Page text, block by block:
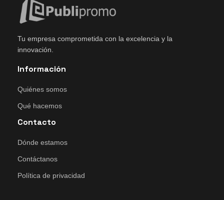
Tu empresa comprometida con la excelencia y la
innovación.
Información
Quiénes somos
Qué hacemos
Contacto
Dónde estamos
Contáctanos
Política de privacidad